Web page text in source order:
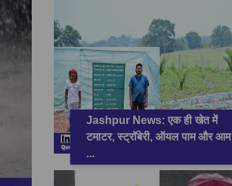
Jashpur News: एक ही खेत में
टमाटर, स्ट्रॉबेरी, ऑयल पाम और आम
...